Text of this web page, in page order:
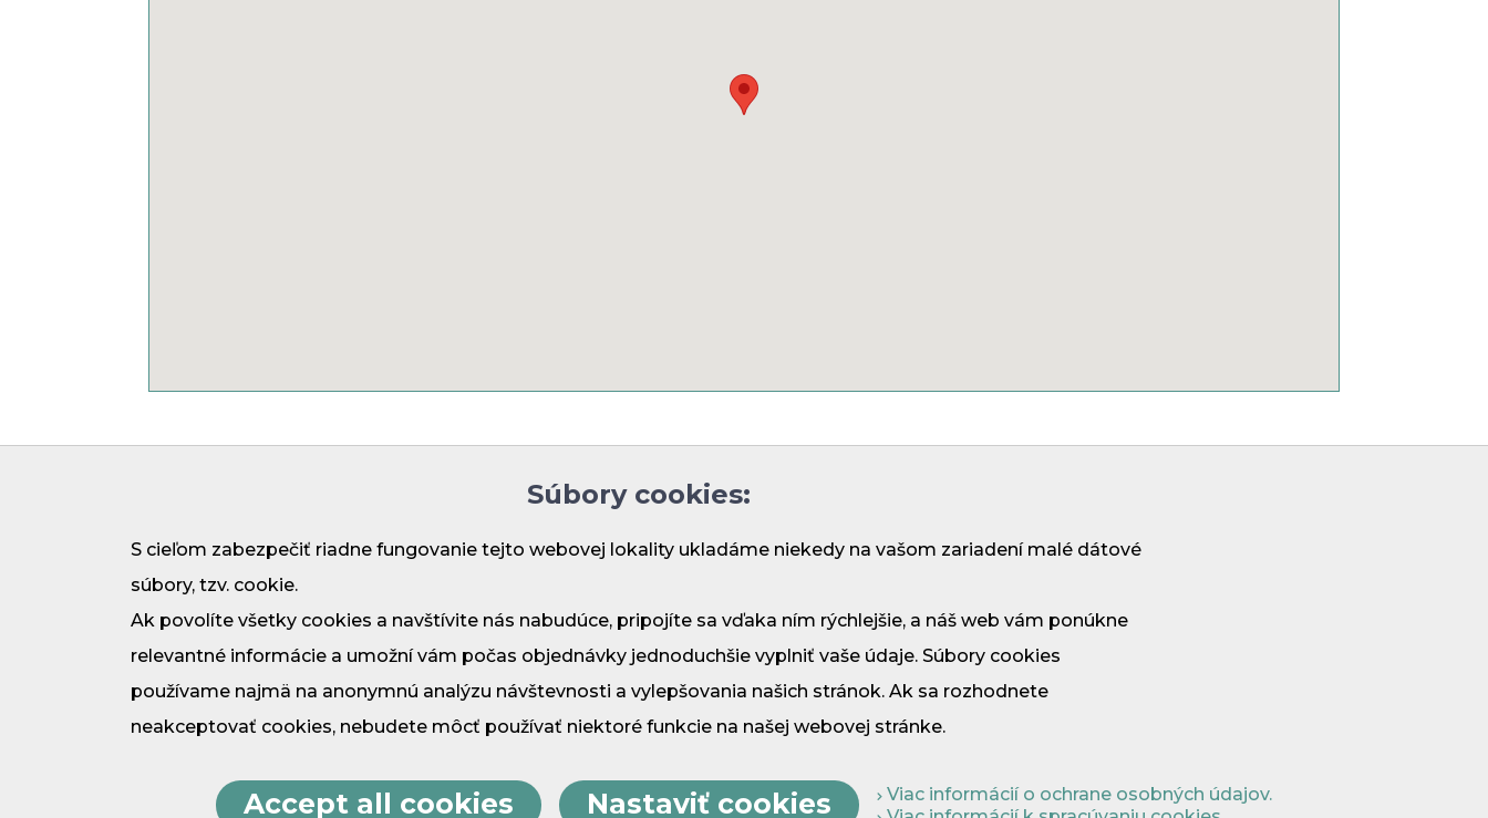
Súbory cookies:
S cieľom zabezpečiť riadne fungovanie tejto webovej lokality ukladáme niekedy na vašom zariadení malé dátové
súbory, tzv. cookie.
Ak povolíte všetky cookies a navštívite nás nabudúce, pripojíte sa vďaka ním rýchlejšie, a náš web vám ponúkne
relevantné informácie a umožní vám počas objednávky jednoduchšie vyplniť vaše údaje. Súbory cookies
používame najmä na anonymnú analýzu návštevnosti a vylepšovania našich stránok. Ak sa rozhodnete
neakceptovať cookies, nebudete môcť používať niektoré funkcie na našej webovej stránke.
Accept all cookies Nastaviť cookies
Viac informácií o ochrane osobných údajov.
031 01 Liptovský Mikuláš
Mobil:+421 908 910 171
E-mail:
recepcia@penzionmaria.eu
GPS súradnice: